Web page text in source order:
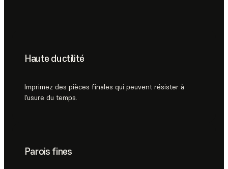
Haute ductilité
Imprimez des pièces finales qui peuvent résister à
l’usure du temps.
Parois fines